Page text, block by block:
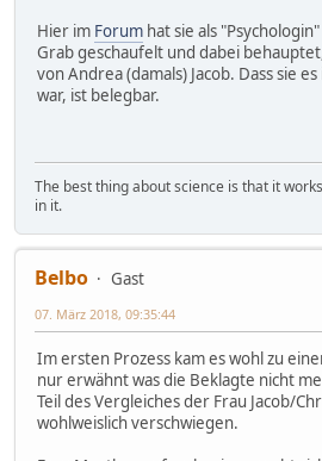
Hier im Forum hat sie als
Grab geschaufelt und dabei
von Andrea (damals) Jacob. Dass sie
war, ist belegbar.
The best thing about science is that it
in it.
Belbo
Gast
07. März 2018, 09:35:44
Im ersten Prozess kam es wohl zu
nur erwähnt was die Beklagte nicht
Teil des Vergleiches der Frau Jacob/
wohlweislich verschwiegen.